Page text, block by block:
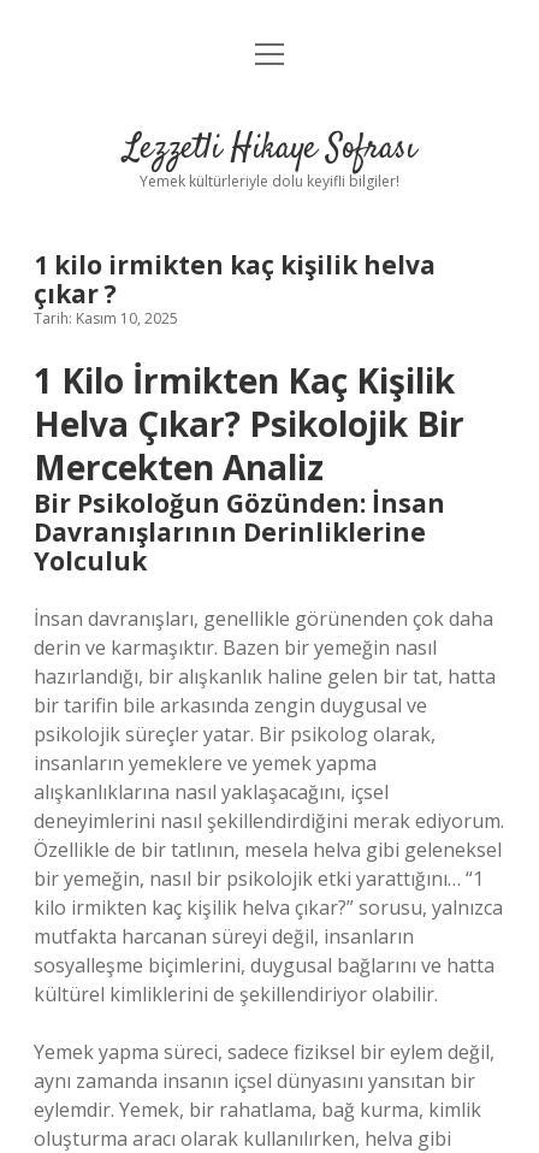
Anasayfa
Yasal Uyarı
menüyü
Lezzetli Hikaye Sofrası
Yemek kültürleriyle dolu keyifli bilgiler!
1 kilo irmikten kaç kişilik helva
çıkar ?
Tarih: Kasım 10, 2025
1 Kilo İrmikten Kaç Kişilik
Helva Çıkar? Psikolojik Bir
Mercekten Analiz
Bir Psikoloğun Gözünden: İnsan
Davranışlarının Derinliklerine
Yolculuk
İnsan davranışları, genellikle görünenden çok daha
derin ve karmaşıktır. Bazen bir yemeğin nasıl
hazırlandığı, bir alışkanlık haline gelen bir tat, hatta
bir tarifin bile arkasında zengin duygusal ve
psikolojik süreçler yatar. Bir psikolog olarak,
insanların yemeklere ve yemek yapma
alışkanlıklarına nasıl yaklaşacağını, içsel
deneyimlerini nasıl şekillendirdiğini merak ediyorum.
Özellikle de bir tatlının, mesela helva gibi geleneksel
bir yemeğin, nasıl bir psikolojik etki yarattığını… “1
kilo irmikten kaç kişilik helva çıkar?” sorusu, yalnızca
mutfakta harcanan süreyi değil, insanların
sosyalleşme biçimlerini, duygusal bağlarını ve hatta
kültürel kimliklerini de şekillendiriyor olabilir.
Yemek yapma süreci, sadece fiziksel bir eylem değil,
aynı zamanda insanın içsel dünyasını yansıtan bir
eylemdir. Yemek, bir rahatlama, bağ kurma, kimlik
oluşturma aracı olarak kullanılırken, helva gibi